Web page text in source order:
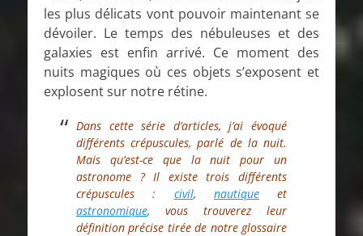
les plus délicats vont pouvoir maintenant se
dévoiler. Le temps des nébuleuses et des
galaxies est enfin arrivé. Ce moment des
nuits magiques où ces objets s’exposent et
explosent sur notre rétine.
Dans cette série d’articles, j’ai évoqué
différents crépuscules, parlé de la nuit.
Mais qu’est-ce que la nuit pour un
astronome ? Il existe trois différents
crépuscules :
civil, nautique
et
astronomique, vous trouverez leur
définition précise tirée de notre glossaire